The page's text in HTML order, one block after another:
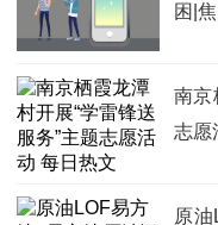
困|
南京
志愿
原